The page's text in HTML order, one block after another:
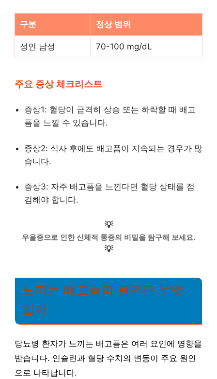
구분 정상 범위
성인 남성 70-100 mg/dL
주요 증상 체크리스트
증상1: 혈당이 급격히 상승 또는 하락할 때 배고
픔을 느낄 수 있습니다.
증상2: 식사 후에도 배고픔이 지속되는 경우가 많
습니다.
증상3: 자주 배고픔을 느낀다면 혈당 상태를 점
검해야 합니다.
💡
우울증으로 인한 신체적 통증의 비밀을 탐구해 보세요.
💡
느끼는 배고픔의 원인은 무엇
일까
당뇨병 환자가 느끼는 배고픔은 여러 요인에 영향을
받습니다. 인슐린과 혈당 수치의 변동이 주요 원인
으로 나타납니다.